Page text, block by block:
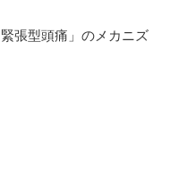
張型頭痛」のメカニズ